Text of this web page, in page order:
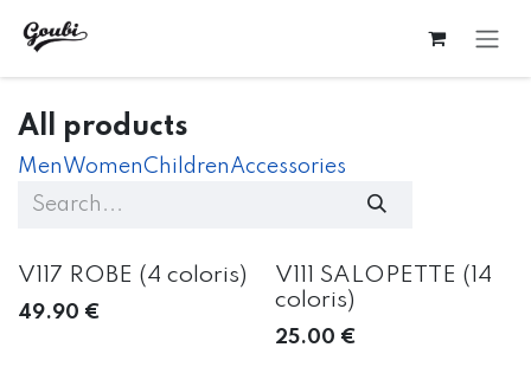
All products
MenWomenChildrenAccessories
V117 ROBE (4 coloris)
49.90 €
V111 SALOPETTE (14
coloris)
25.00 €